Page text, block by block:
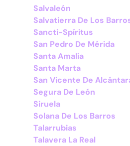
Salvaleón
Salvatierra De Los
Sancti-Spíritus
San Pedro De Mérida
Santa Amalia
Santa Marta
San Vicente De
Segura De León
Siruela
Solana De Los Barros
Talarrubias
Talavera La Real